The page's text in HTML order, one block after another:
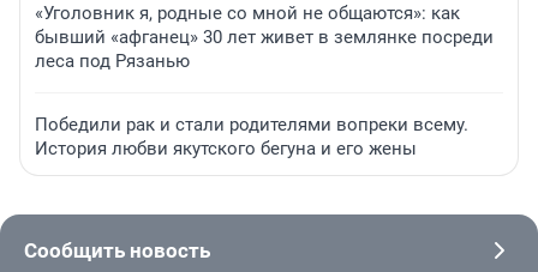
«Уголовник я, родные со мной не общаются»: как
бывший «афганец» 30 лет живет в землянке посреди
леса под Рязанью
Победили рак и стали родителями вопреки всему.
История любви якутского бегуна и его жены
Сообщить новость